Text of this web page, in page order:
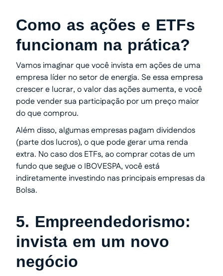
Como as ações e ETFs
funcionam na prática?
Vamos imaginar que você invista em ações de uma
empresa líder no setor de energia. Se essa empresa
crescer e lucrar, o valor das ações aumenta, e você
pode vender sua participação por um preço maior
do que comprou.
Além disso, algumas empresas pagam dividendos
(parte dos lucros), o que pode gerar uma renda
extra. No caso dos ETFs, ao comprar cotas de um
fundo que segue o IBOVESPA, você está
indiretamente investindo nas principais empresas da
Bolsa.
5. Empreendedorismo:
invista em um novo
negócio